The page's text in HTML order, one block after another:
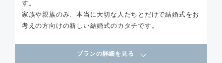
す。
家族や親族のみ、本当に大切な人たちとだけで結婚式をお
考えの方向けの新しい結婚式のカタチです。
プランの詳細を見る